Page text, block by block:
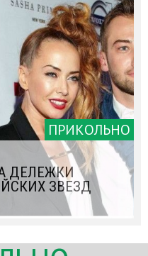
ПРИКОЛЬНО
ДЕЛЕЖКИ
ЗВЕЗД